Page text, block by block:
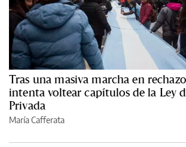
Tras una masiva marcha en
intenta voltear capítulos de la Ley
Privada
María Cafferata